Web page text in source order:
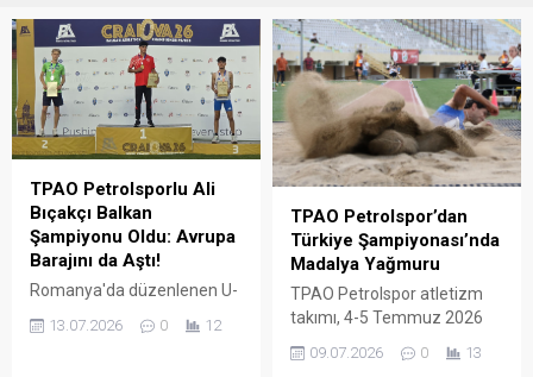
TPAO Petrolsporlu Ali
Bıçakçı Balkan
Şampiyonu Oldu: Avrupa
Barajını da Aştı!
Romanya'da düzenlenen U-
Şampiyonası'nda piste çıkan
13.07.2026 0 12
TPAO Petrolspor’dan
Türkiye Şampiyonası’nda
Madalya Yağmuru
TPAO Petrolspor atletizm
takımı, 4-5 Temmuz 2026
tarihlerinde İzmir’de
düzenlenen Yeşilay U-23 ve
09.07.2026 0 13